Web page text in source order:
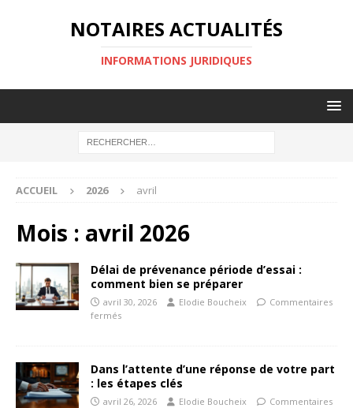
NOTAIRES ACTUALITÉS
INFORMATIONS JURIDIQUES
ACCUEIL 2026 avril
Mois : avril 2026
Délai de prévenance période d’essai :
comment bien se préparer
avril 30, 2026 Elodie Boucheix
Commentaires
fermés
Dans l’attente d’une réponse de votre part
: les étapes clés
avril 26, 2026 Elodie Boucheix
Commentaires